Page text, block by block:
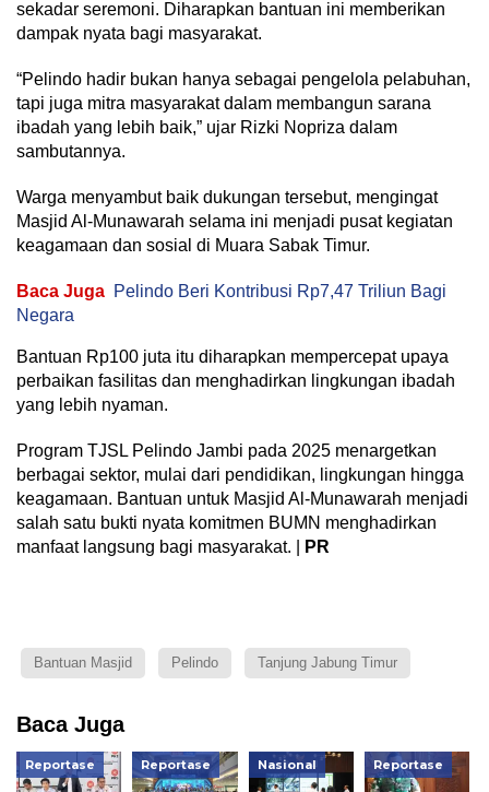
sekadar seremoni. Diharapkan bantuan ini memberikan
dampak nyata bagi masyarakat.
“Pelindo hadir bukan hanya sebagai pengelola pelabuhan,
tapi juga mitra masyarakat dalam membangun sarana
ibadah yang lebih baik,” ujar Rizki Nopriza dalam
sambutannya.
Warga menyambut baik dukungan tersebut, mengingat
Masjid Al‑Munawarah selama ini menjadi pusat kegiatan
keagamaan dan sosial di Muara Sabak Timur.
Baca Juga Pelindo Beri Kontribusi Rp7,47 Triliun Bagi
Negara
Bantuan Rp100 juta itu diharapkan mempercepat upaya
perbaikan fasilitas dan menghadirkan lingkungan ibadah
yang lebih nyaman.
Program TJSL Pelindo Jambi pada 2025 menargetkan
berbagai sektor, mulai dari pendidikan, lingkungan hingga
keagamaan. Bantuan untuk Masjid Al‑Munawarah menjadi
salah satu bukti nyata komitmen BUMN menghadirkan
manfaat langsung bagi masyarakat. |
PR
Bantuan Masjid Pelindo Tanjung Jabung Timur
Baca Juga
Reportase Reportase Nasional Reportase